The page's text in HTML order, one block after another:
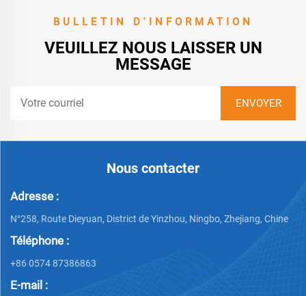
BULLETIN D'INFORMATION
VEUILLEZ NOUS LAISSER UN
MESSAGE
Nous contacter
Adresse :
N°258, Route Dieyuan, District de Yinzhou, Ningbo, Zhejiang, Chine
Téléphone :
+86 0574 87386863
E-mail :